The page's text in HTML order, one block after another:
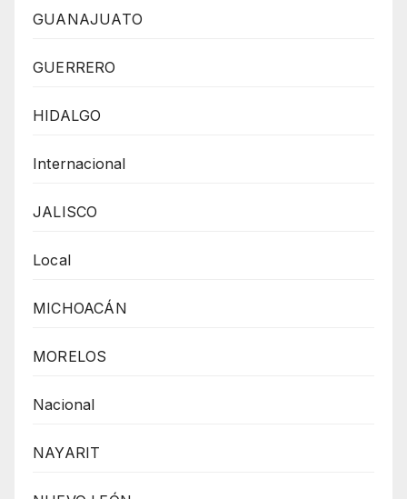
GUANAJUATO
GUERRERO
HIDALGO
Internacional
JALISCO
Local
MICHOACÁN
MORELOS
Nacional
NAYARIT